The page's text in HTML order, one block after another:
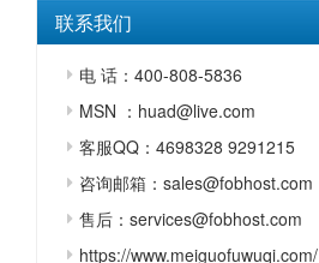
联系我们
电 话：400-808-5836
MSN ：huad@live.com
客服QQ：4698328 9291215
咨询邮箱：sales@fobhost.com
售后：services@fobhost.com
https://www.meiguofuwuqi.com/